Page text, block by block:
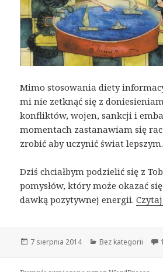
Mimo stosowania diety
mi nie zetknąć się z
konfliktów, wojen, sankcji i
momentach zastanawiam się
zrobić aby uczynić świat lepszym.
Dziś chciałbym podzielić się z
pomysłów, który może okazać
dawką pozytywnej energii.
Opublikowano
7 sierpnia 2014 Kategorie
Bez kategorii